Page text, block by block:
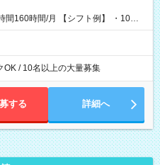
【シフト例】 ・10：
OK / 10名以上の大量募集
する 詳細へ